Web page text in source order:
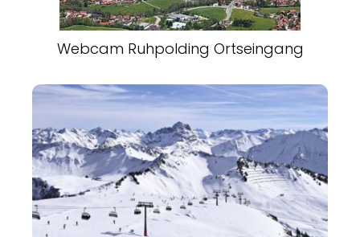
Webcam Ruhpolding Ortseingang